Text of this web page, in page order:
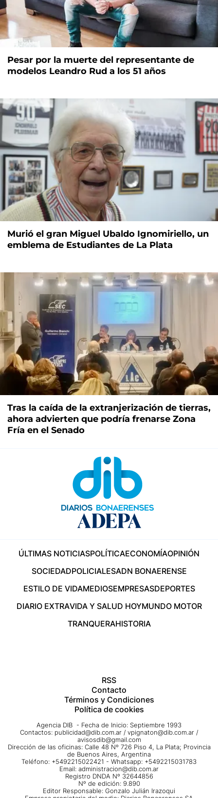
Pesar por la muerte del representante de
modelos Leandro Rud a los 51 años
Murió el gran Miguel Ubaldo Ignomiriello, un
emblema de Estudiantes de La Plata
Tras la caída de la extranjerización de tierras,
ahora advierten que podría frenarse Zona
Fría en el Senado
ÚLTIMAS NOTICIASPOLÍTICAECONOMÍAOPINIÓN
SOCIEDADPOLICIALESADN BONAERENSE
ESTILO DE VIDAMEDIOSEMPRESASDEPORTES
DIARIO EXTRAVIDA Y SALUD HOYMUNDO MOTOR
TRANQUERAHISTORIA
RSS
Contacto
Términos y Condiciones
Política de cookies
Agencia DIB - Fecha de Inicio: Septiembre 1993
Contactos: publicidad@dib.com.ar / vpignaton@dib.com.ar /
avisosdib@gmail.com
Dirección de las oficinas: Calle 48 Nº 726 Piso 4, La Plata; Provincia
de Buenos Aires, Argentina
Teléfono: +5492215022421 - Whatsapp: +5492215031783
Email: administracion@dib.com.ar
Registro DNDA Nº 32644856
Nº de edición: 9.890
Editor Responsable: Gonzalo Julián Irazoqui